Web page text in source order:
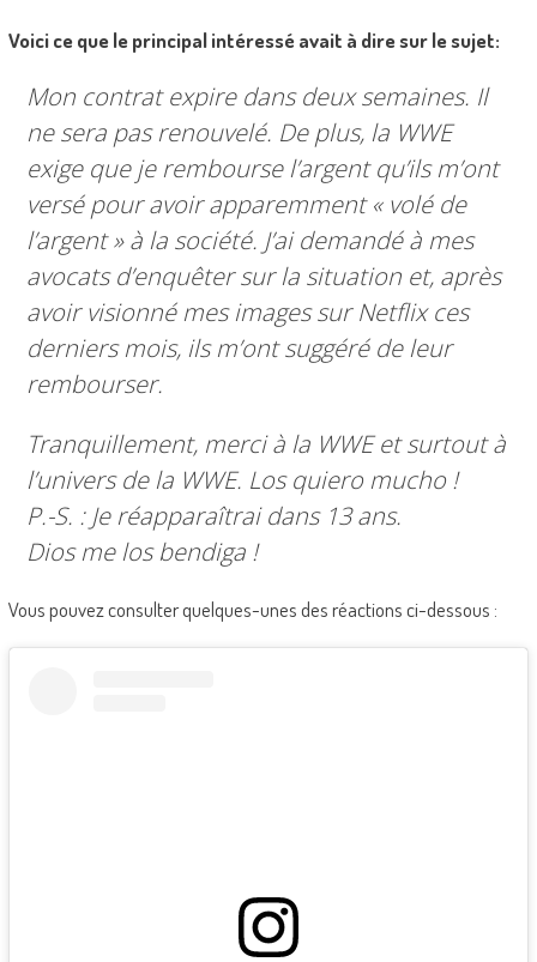
Voici ce que le principal intéressé avait à dire sur le sujet:
Mon contrat expire dans deux semaines. Il
ne sera pas renouvelé. De plus, la WWE
exige que je rembourse l’argent qu’ils m’ont
versé pour avoir apparemment « volé de
l’argent » à la société. J’ai demandé à mes
avocats d’enquêter sur la situation et, après
avoir visionné mes images sur Netflix ces
derniers mois, ils m’ont suggéré de leur
rembourser.
Tranquillement, merci à la WWE et surtout à
l’univers de la WWE. Los quiero mucho !
P.-S. : Je réapparaîtrai dans 13 ans.
Dios me los bendiga !
Vous pouvez consulter quelques-unes des réactions ci-dessous :